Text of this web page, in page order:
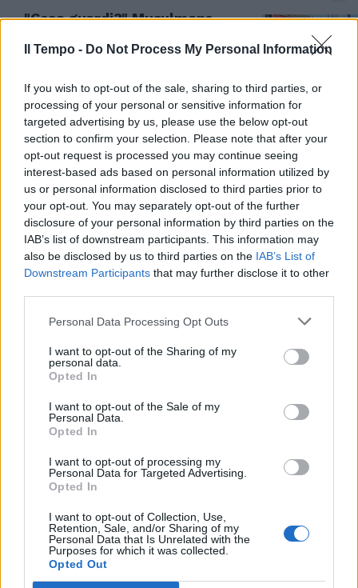
Il Tempo - Do Not Process My Personal Information
If you wish to opt-out of the sale, sharing to third parties, or
processing of your personal or sensitive information for
targeted advertising by us, please use the below opt-out
section to confirm your selection. Please note that after your
opt-out request is processed you may continue seeing
interest-based ads based on personal information utilized by
us or personal information disclosed to third parties prior to
your opt-out. You may separately opt-out of the further
disclosure of your personal information by third parties on the
IAB’s list of downstream participants. This information may
also be disclosed by us to third parties on the IAB’s List of
Downstream Participants that may further disclose it to other
Personal Data Processing Opt Outs
I want to opt-out of the Sharing of my
personal data.
Opted In
I want to opt-out of the Sale of my
Personal Data.
Opted In
I want to opt-out of processing my
Personal Data for Targeted Advertising.
Opted In
I want to opt-out of Collection, Use,
Retention, Sale, and/or Sharing of my
Personal Data that Is Unrelated with the
Purposes for which it was collected.
Opted Out
"Cosa guardi?" Musulmano
09/07/2026
BOVISA
Milano, maxi-incendio in un
deposito: colonna di fumo e aria
irrespirabile | VIDEO
08/07/2026
AGGRESSIONE A MILANO
Post col mujaheddin,
l'accoltellatore gambiano e la
MILANO
Ora l'accoltellatore gambiano
precedente a Leeds
06/07/2026
MILANO
rifaccio", così l'accoltellatore
gambiano si prende gioco di tutti
05/07/2026